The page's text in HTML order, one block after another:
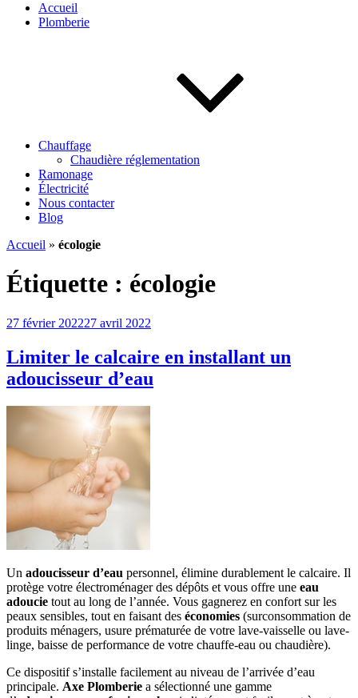
Accueil
Plomberie
Chauffage
Chaudière réglementation
Ramonage
Électricité
Nous contacter
Blog
Accueil » écologie
Étiquette : écologie
Publié
27 février 202227 avril 2022
Limiter le calcaire en installant un
adoucisseur d’eau
Un adoucisseur d’eau personnel, élimine durablement le calcaire. Il
protège votre électroménager des dépôts et vous offre une eau
adoucie tout au long de l’année. Vous gagnerez en confort sur les
peaux sensibles, tout en faisant des économies (surconsommation de
produits ménagers, usure prématurée de votre lave-vaisselle ou lave-
linge, baisse de performance de votre chauffe-eau ou chaudière).
Ce dispositif s’installe facilement au niveau de l’arrivée d’eau
principale. Axe Plomberie a sélectionné une gamme